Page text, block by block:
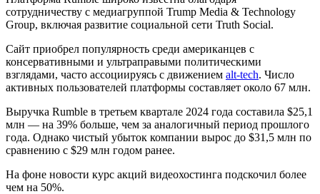
сотрудничеству с медиагруппой Trump Media & Technology
Group, включая развитие социальной сети Truth Social.
Сайт приобрел популярность среди американцев с
консервативными и ультраправыми политическими
взглядами, часто ассоциируясь с движением alt-tech. Число
активных пользователей платформы составляет около 67 млн.
Выручка Rumble в третьем квартале 2024 года составила $25,1
млн — на 39% больше, чем за аналогичный период прошлого
года. Однако чистый убыток компании вырос до $31,5 млн по
сравнению с $29 млн годом ранее.
На фоне новости курс акций видеохостинга подскочил более
чем на 50%.